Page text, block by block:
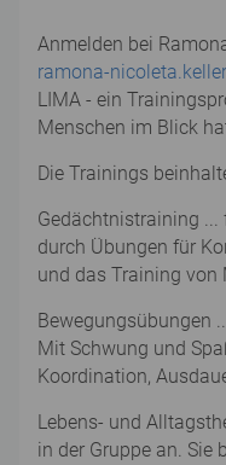
Anmelden bei
ramona-
LIMA - ein
Menschen im Blick
Die Trainings
Gedächtnistraining
durch Übungen für
und das Training von
Bewegungsübungen
Mit Schwung und
Koordination,
Lebens- und
in der Gruppe an. Sie